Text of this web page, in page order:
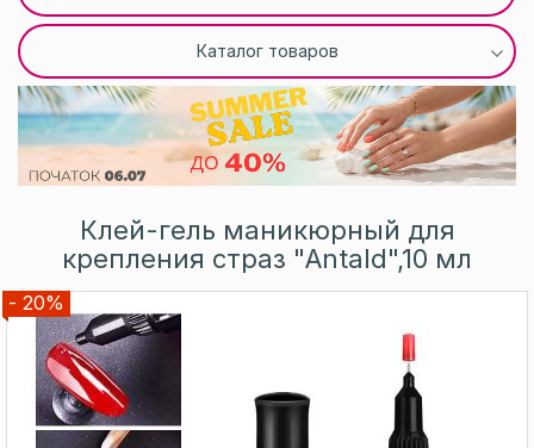
Каталог товаров
Клей-гель маникюрный для
крепления страз "Antald",10 мл
- 20%